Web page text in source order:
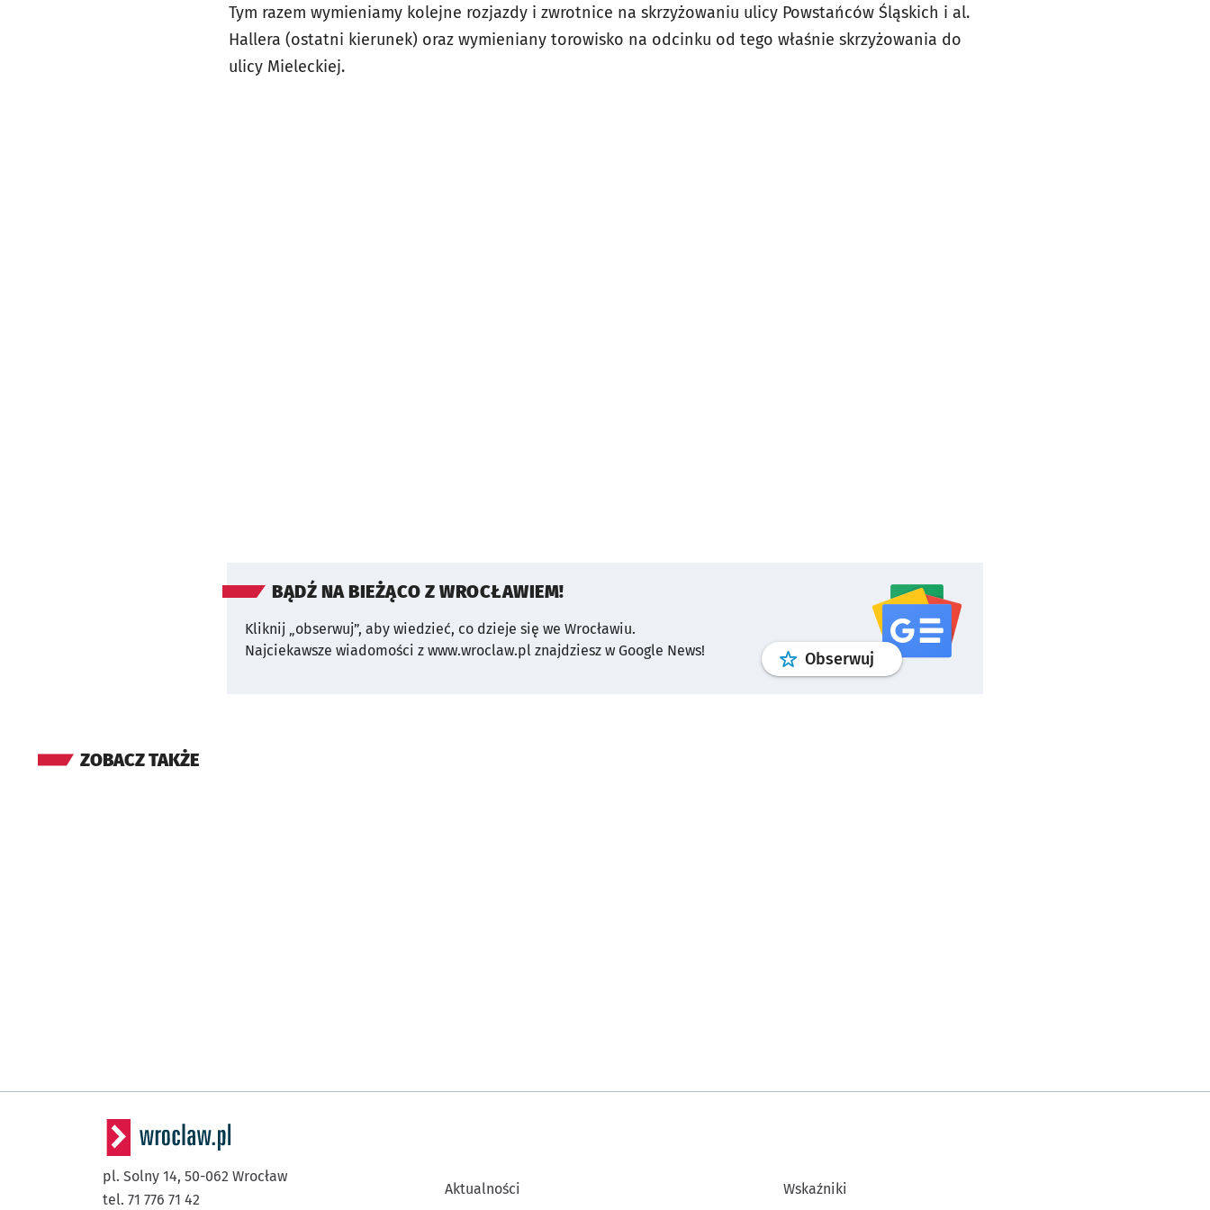
Tym razem wymieniamy kolejne rozjazdy i zwrotnice na skrzyżowaniu ulicy Powstańców Śląskich i al.
Hallera (ostatni kierunek) oraz wymieniany torowisko na odcinku od tego właśnie skrzyżowania do
ulicy Mieleckiej.
BĄDŹ NA BIEŻĄCO Z WROCŁAWIEM!
Kliknij „obserwuj”, aby wiedzieć, co dzieje się we Wrocławiu.
Najciekawsze wiadomości z www.wroclaw.pl znajdziesz w Google News!
Obserwuj profilgoogle news
ZOBACZ TAKŻE
pl. Solny 14, 50-062 Wrocław
tel. 71 776 71 42
Aktualności Wskaźniki